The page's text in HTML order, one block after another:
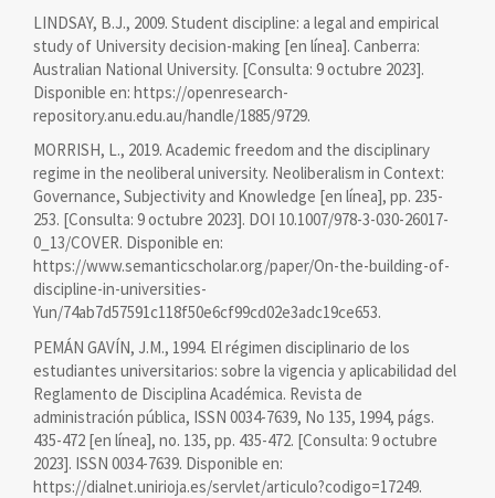
LINDSAY, B.J., 2009. Student discipline: a legal and empirical
study of University decision-making [en línea]. Canberra:
Australian National University. [Consulta: 9 octubre 2023].
Disponible en: https://openresearch-
repository.anu.edu.au/handle/1885/9729.
MORRISH, L., 2019. Academic freedom and the disciplinary
regime in the neoliberal university. Neoliberalism in Context:
Governance, Subjectivity and Knowledge [en línea], pp. 235-
253. [Consulta: 9 octubre 2023]. DOI 10.1007/978-3-030-26017-
0_13/COVER. Disponible en:
https://www.semanticscholar.org/paper/On-the-building-of-
discipline-in-universities-
Yun/74ab7d57591c118f50e6cf99cd02e3adc19ce653.
PEMÁN GAVÍN, J.M., 1994. El régimen disciplinario de los
estudiantes universitarios: sobre la vigencia y aplicabilidad del
Reglamento de Disciplina Académica. Revista de
administración pública, ISSN 0034-7639, No 135, 1994, págs.
435-472 [en línea], no. 135, pp. 435-472. [Consulta: 9 octubre
2023]. ISSN 0034-7639. Disponible en:
https://dialnet.unirioja.es/servlet/articulo?codigo=17249.